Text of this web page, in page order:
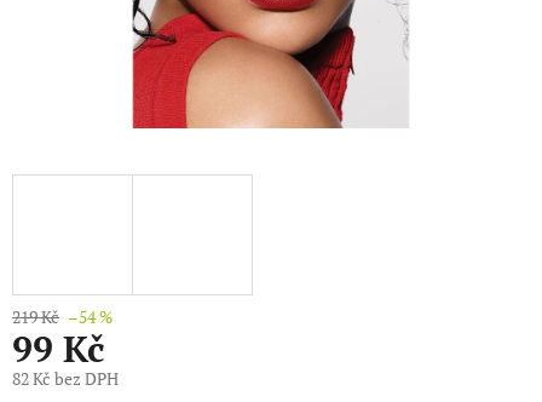
219 Kč –54 %
99 Kč
82 Kč bez DPH